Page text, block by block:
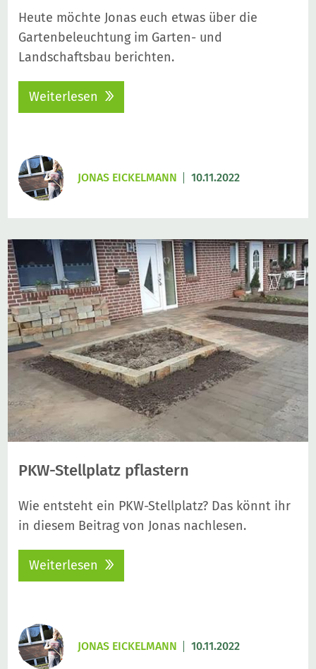
Heute möchte Jonas euch etwas über die
Gartenbeleuchtung im Garten- und
Landschaftsbau berichten.
Weiterlesen
JONAS EICKELMANN 10.11.2022
PKW-Stellplatz pflastern
Wie entsteht ein PKW-Stellplatz? Das könnt ihr
in diesem Beitrag von Jonas nachlesen.
Weiterlesen
JONAS EICKELMANN 10.11.2022